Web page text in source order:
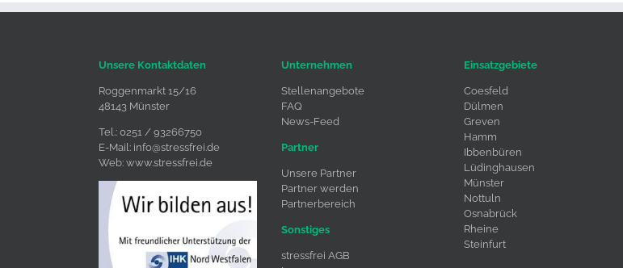
Unsere Kontaktdaten
Roggenmarkt 15/16
48143 Münster
Tel.: 0251 / 93266750
E-Mail: info@stressfrei.de
Web: www.stressfrei.de
Unternehmen
Stellenangebote
FAQ
News-Feed
Partner
Unsere Partner
Partner werden
Partnerbereich
Sonstiges
stressfrei AGB
Einsatzgebiete
Coesfeld
Dülmen
Greven
Hamm
Ibbenbüren
Lüdinghausen
Münster
Nottuln
Osnabrück
Rheine
Steinfurt